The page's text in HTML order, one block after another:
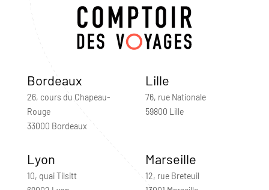
Bordeaux
26, cours du Chapeau-
Rouge
33000 Bordeaux
Lille
76, rue Nationale
59800 Lille
Lyon
10, quai Tilsitt
Marseille
12, rue Breteuil